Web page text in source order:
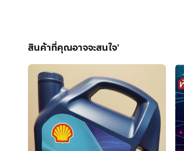
สินค้าที่คุณอาจจะสนใจ'